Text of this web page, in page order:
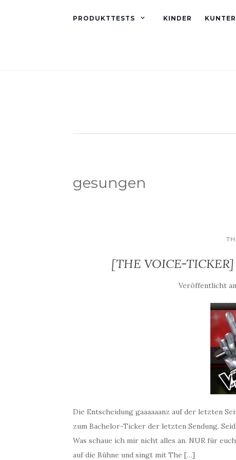
PRODUKTTESTS KINDER
gesungen
[THE VOICE-
Veröffentlicht
Die Entscheidung gaaaaaanz auf der letzten
zum Bachelor-Ticker der letzten Sendung.
Was schaue ich mir nicht alles an. NUR für
auf die Bühne und singt mit The […]